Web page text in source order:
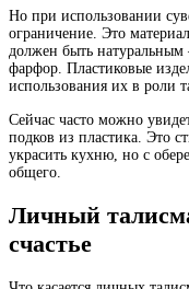
Но при использовании
ограничение. Это
должен быть
фарфор. Пластиковые
использования их в роли
Сейчас часто можно
подков из пластика. Это
украсить кухню, но с
общего.
Личный
счастье